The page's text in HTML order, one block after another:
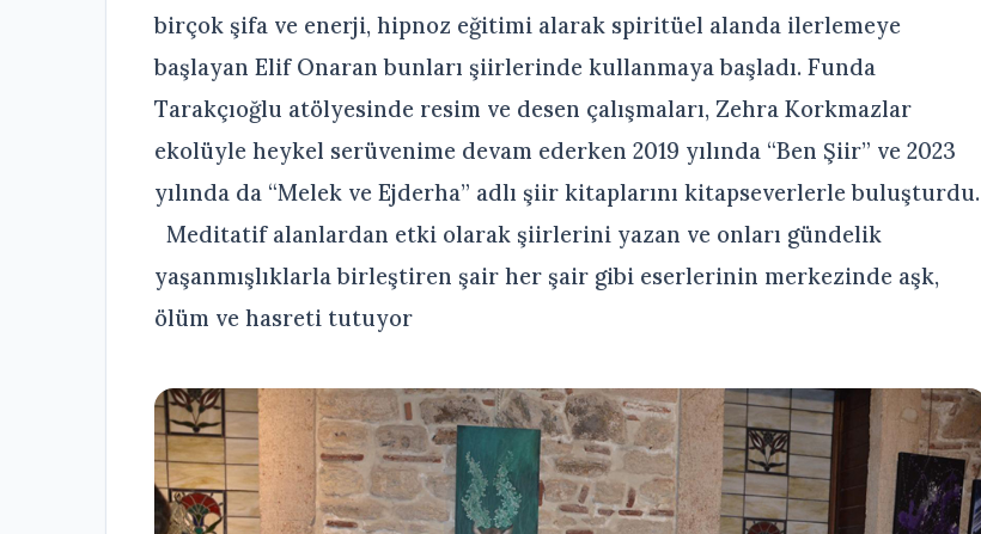
birçok şifa ve enerji, hipnoz eğitimi alarak spiritüel alanda ilerlemeye
başlayan Elif Onaran bunları şiirlerinde kullanmaya başladı. Funda
Tarakçıoğlu atölyesinde resim ve desen çalışmaları, Zehra Korkmazlar
ekolüyle heykel serüvenime devam ederken 2019 yılında “Ben Şiir” ve 2023
yılında da “Melek ve Ejderha” adlı şiir kitaplarını kitapseverlerle buluşturdu.
Meditatif alanlardan etki olarak şiirlerini yazan ve onları gündelik
yaşanmışlıklarla birleştiren şair her şair gibi eserlerinin merkezinde aşk,
ölüm ve hasreti tutuyor